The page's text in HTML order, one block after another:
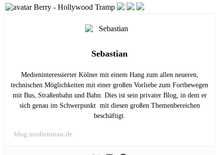
Berry - Hollywood Tramp
Sebastian
Medieninteressierter Kölner mit einem Hang zum allen neueren,
technischen Möglichkeiten mit einer großen Vorliebe zum Fortbewegen
mit Bus, Straßenbahn und Bahn. Dies ist sein privater Blog, in dem er
sich genau im Schwerpunkt mit diesen großen Themenbereichen
beschäftigt.
blog.medienman.de